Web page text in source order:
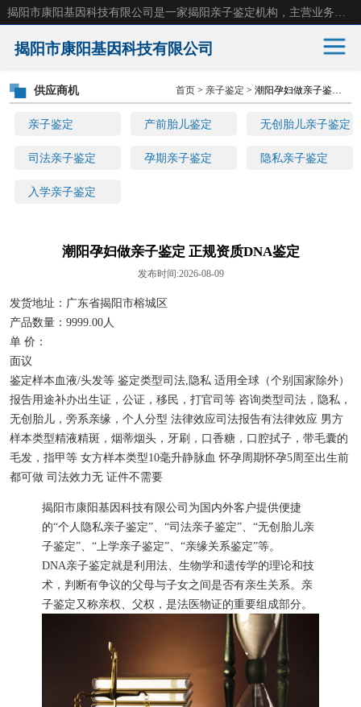
揭阳市康阳基因科技有限公司
亲子鉴定 产前胎儿鉴定 无创胎儿亲子鉴定
司法亲子鉴定 孕期亲子鉴定 隐私亲子鉴定
入学亲子鉴定
供应商机 首页 > 亲子鉴定 > 潮阳孕妇做亲子鉴定 正规资质DNA鉴定
潮阳孕妇做亲子鉴定 正规资质DNA鉴定
发布时间:2026-08-09
发货地址：广东省揭阳市榕城区
产品数量：9999.00人
单 价：
面议
鉴定样本血液/头发等 鉴定类型司法,隐私 适用全球（个别国家除外）
报告用途补办出生证，公证，移民，打官司等 咨询类型司法，隐私，
无创胎儿，旁系亲缘，个人分型 法律效应司法报告有法律效应 男方
样本类型精液精斑，烟蒂烟头，牙刷，口香糖，口腔拭子，带毛囊的
毛发，指甲等 女方样本类型10毫升静脉血 怀孕周期怀孕5周至出生前
都可做 司法效力无 证件不需要
揭阳市康阳基因科技有限公司为国内外客户提供便捷
的“个人隐私亲子鉴定”、“司法亲子鉴定”、“无创胎儿亲
子鉴定”、“上学亲子鉴定”、“亲缘关系鉴定”等。
DNA亲子鉴定就是利用法、生物学和遗传学的理论和技
术，判断有争议的父母与子女之间是否有亲生关系。亲
子鉴定又称亲权、父权，是法医物证的重要组成部分。
亲子鉴定 产前胎儿鉴定
无创胎儿亲子鉴定 司法亲子鉴定
孕期亲子鉴定